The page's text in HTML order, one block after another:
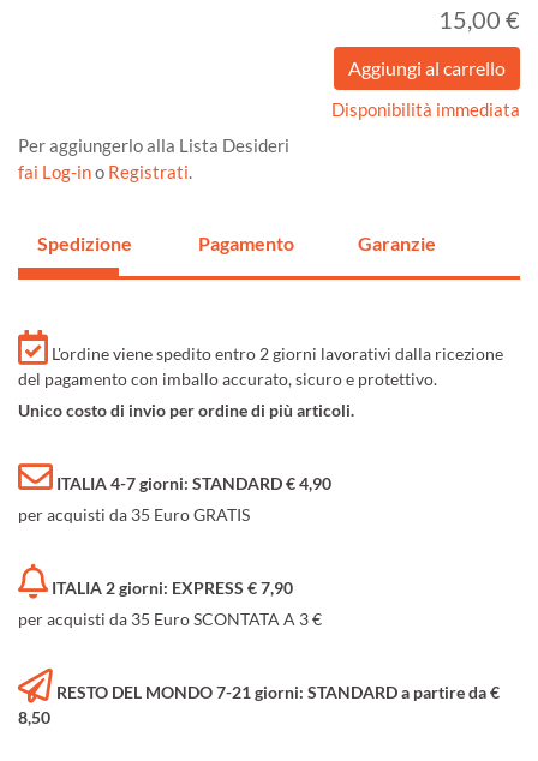
15,00 €
Disponibilità immediata
Per aggiungerlo alla Lista Desideri
fai Log-ino Registrati.
Spedizione Pagamento Garanzie
L'ordine viene spedito entro 2 giorni lavorativi dalla ricezione
del pagamento con imballo accurato, sicuro e protettivo.
Unico costo di invio per ordine di più articoli.
ITALIA 4-7 giorni: STANDARD € 4,90
per acquisti da 35 Euro GRATIS
ITALIA 2 giorni: EXPRESS € 7,90
per acquisti da 35 Euro SCONTATA A 3 €
RESTO DEL MONDO 7-21 giorni: STANDARD a partire da €
8,50